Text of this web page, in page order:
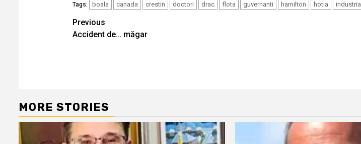
Tags: boala canada crestin doctori drac flota guvernanti hamilton hotia industria
Continue
Reading
Previous
Accident de… măgar
MORE STORIES